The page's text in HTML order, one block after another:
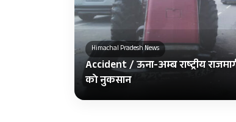
Himachal Pradesh News
Accident / ऊना-अम्ब राष्ट्रीय
को नुकसान